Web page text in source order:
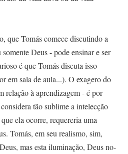
que Tomás comece discutindo a
Deus - pode ensinar e ser
é que Tomás discuta isso
em sala de aula...). O exagero do
relação à aprendizagem - é por
tão sublime a intelecção
ela ocorre, requereria uma
Tomás, em seu realismo, sim,
mas esta iluminação, Deus no-